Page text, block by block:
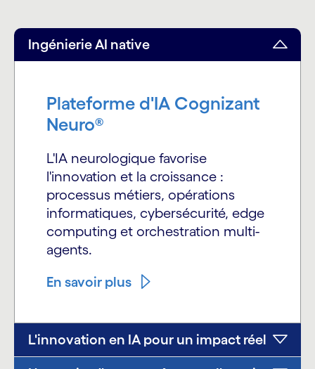
Ingénierie AI native
Plateforme d'IA Cognizant
Neuro®
L'IA neurologique favorise
l'innovation et la croissance :
processus métiers, opérations
informatiques, cybersécurité, edge
computing et orchestration multi-
agents.
En savoir plus
L'innovation en IA pour un impact réel